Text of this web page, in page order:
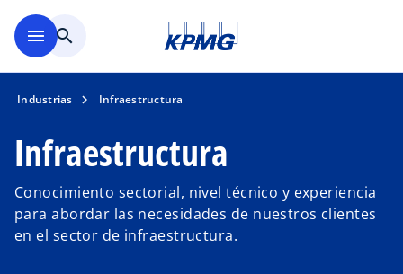
menu search
Industrias Infraestructura
Infraestructura
Conocimiento sectorial, nivel técnico y experiencia
para abordar las necesidades de nuestros clientes
en el sector de infraestructura.